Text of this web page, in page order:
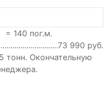
= 140 пог.м.
73 990 руб.
тонн. Окончательную